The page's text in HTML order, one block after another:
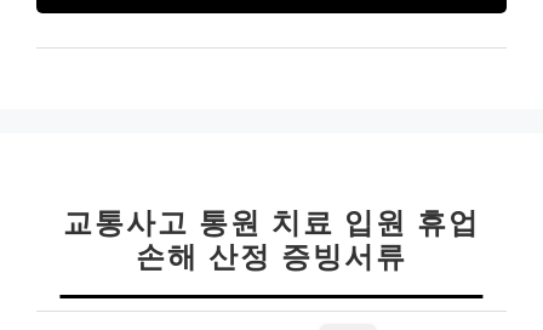
교통사고 통원 치료 입원 휴업
손해 산정 증빙서류